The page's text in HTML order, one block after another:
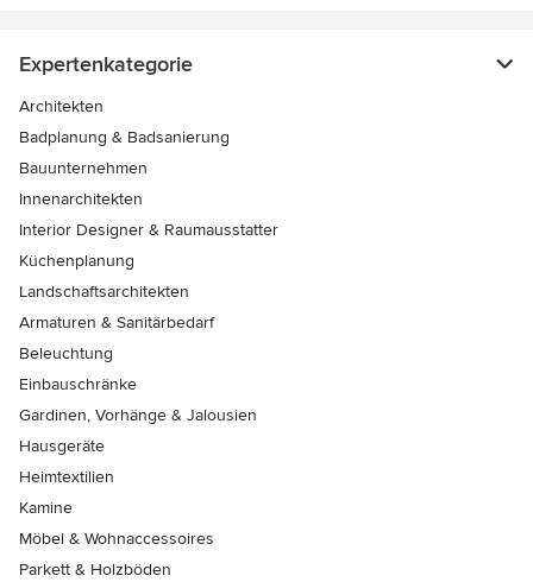
Expertenkategorie
Architekten
Badplanung & Badsanierung
Bauunternehmen
Innenarchitekten
Interior Designer & Raumausstatter
Küchenplanung
Landschaftsarchitekten
Armaturen & Sanitärbedarf
Beleuchtung
Einbauschränke
Gardinen, Vorhänge & Jalousien
Hausgeräte
Heimtextilien
Kamine
Möbel & Wohnaccessoires
Parkett & Holzböden